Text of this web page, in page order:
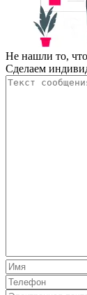
Не нашли то,
Сделаем